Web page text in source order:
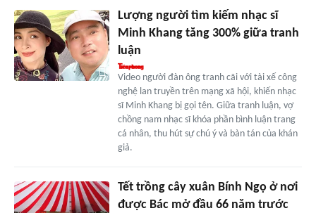
Lượng người tìm kiếm nhạc sĩ
Minh Khang tăng 300% giữa tranh
luận
Video người đàn ông tranh cãi với tài xế công
nghệ lan truyền trên mạng xã hội, khiến nhạc
sĩ Minh Khang bị gọi tên. Giữa tranh luận, vợ
chồng nam nhạc sĩ khóa phần bình luận trang
cá nhân, thu hút sự chú ý và bàn tán của khán
giả.
Tết trồng cây xuân Bính Ngọ ở nơi
được Bác mở đầu 66 năm trước